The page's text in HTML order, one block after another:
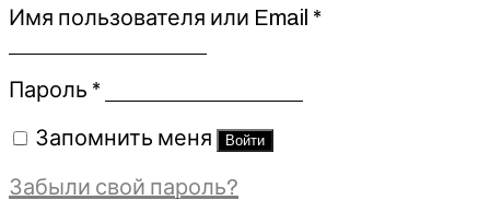
Имя пользователя или Email *Обязательно
Пароль *Обязательно
Запомнить меня Войти
Забыли свой пароль?